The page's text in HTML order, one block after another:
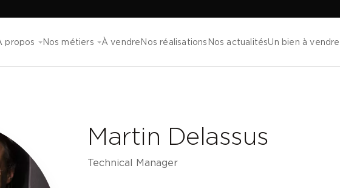
propos Nos métiers À vendre Nos réalisations Nos actualitésUn bien à
Martin Delassus
Technical Manager